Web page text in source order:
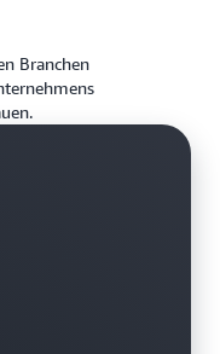
Branchen